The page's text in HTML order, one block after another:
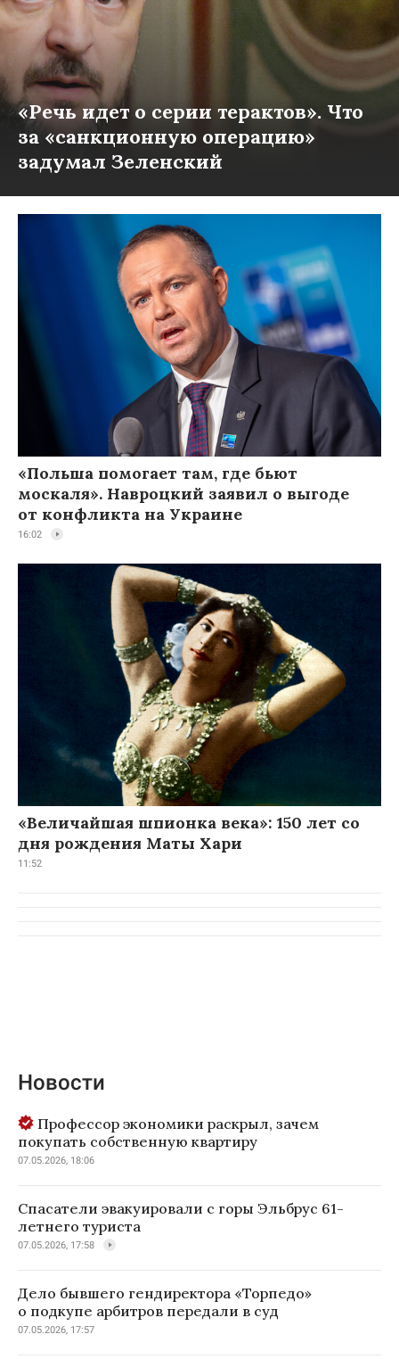
«Речь идет о серии терактов». Что
за «санкционную операцию»
задумал Зеленский
«Польша помогает там, где бьют
москаля». Навроцкий заявил о выгоде
от конфликта на Украине
16:02
«Величайшая шпионка века»: 150 лет со
дня рождения Маты Хари
11:52
Новости
Профессор экономики раскрыл, зачем
покупать собственную квартиру
07.05.2026, 18:06
Спасатели эвакуировали с горы Эльбрус 61-
летнего туриста
07.05.2026, 17:58
Дело бывшего гендиректора «Торпедо»
о подкупе арбитров передали в суд
07.05.2026, 17:57